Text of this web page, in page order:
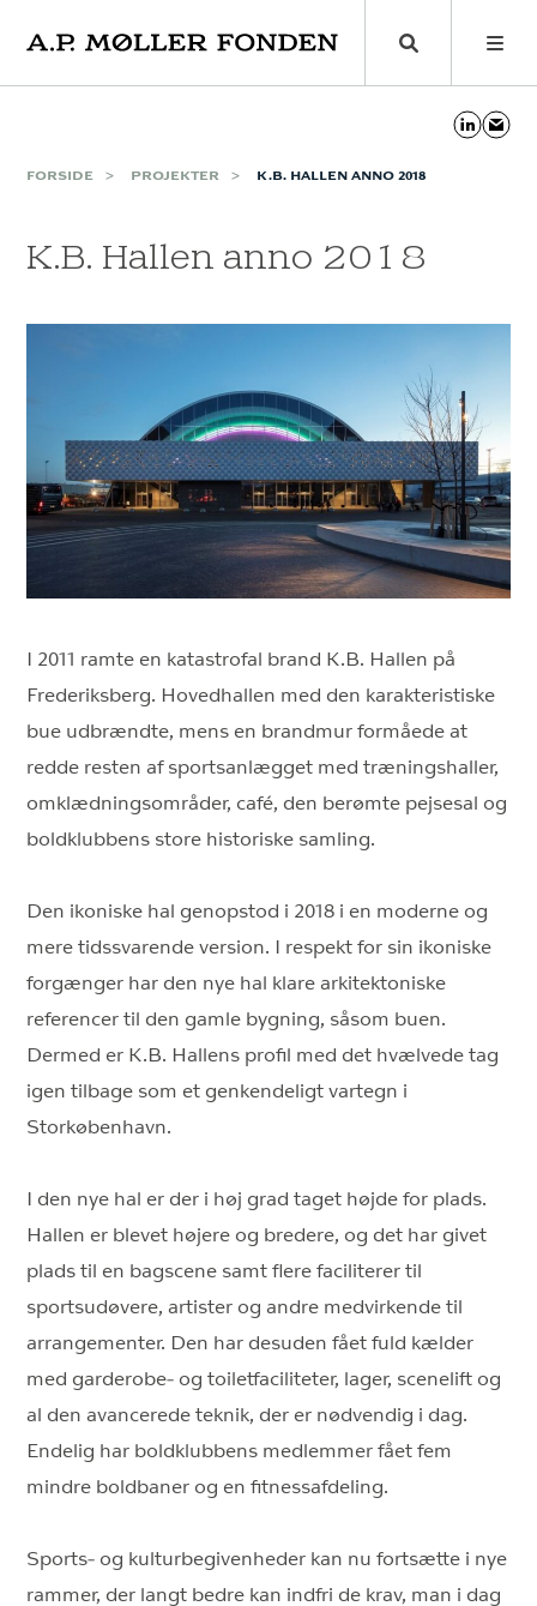
Skip
FORSIDE PROJEKTER K.B. HALLEN ANNO 2018
K.B. Hallen anno 2018
I 2011 ramte en katastrofal brand K.B. Hallen på
Frederiksberg. Hovedhallen med den karakteristiske
bue udbrændte, mens en brandmur formåede at
redde resten af sportsanlægget med træningshaller,
omklædningsområder, café, den berømte pejsesal og
boldklubbens store historiske samling.
Den ikoniske hal genopstod i 2018 i en moderne og
mere tidssvarende version. I respekt for sin ikoniske
forgænger har den nye hal klare arkitektoniske
referencer til den gamle bygning, såsom buen.
Dermed er K.B. Hallens profil med det hvælvede tag
igen tilbage som et genkendeligt vartegn i
Storkøbenhavn.
I den nye hal er der i høj grad taget højde for plads.
Hallen er blevet højere og bredere, og det har givet
plads til en bagscene samt flere faciliterer til
sportsudøvere, artister og andre medvirkende til
arrangementer. Den har desuden fået fuld kælder
med garderobe- og toiletfaciliteter, lager, scenelift og
al den avancerede teknik, der er nødvendig i dag.
Endelig har boldklubbens medlemmer fået fem
mindre boldbaner og en fitnessafdeling.
Sports- og kulturbegivenheder kan nu fortsætte i nye
rammer, der langt bedre kan indfri de krav, man i dag